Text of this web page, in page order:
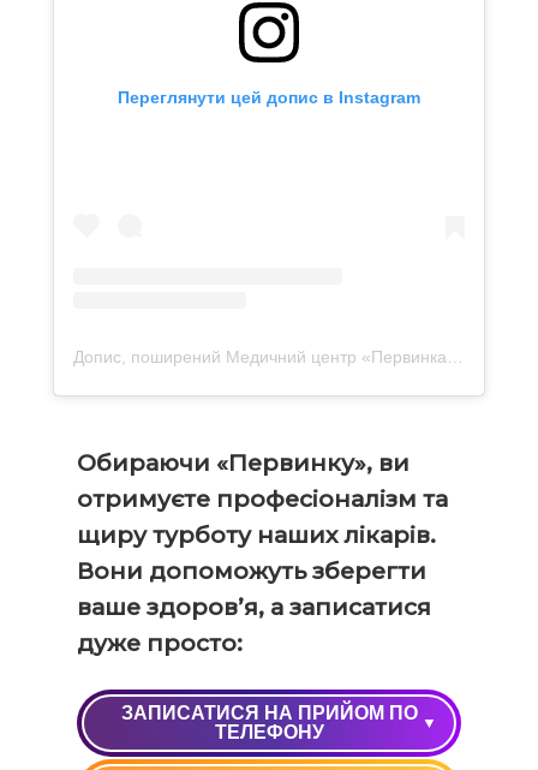
Переглянути цей допис в Instagram
Обираючи «Первинку», ви
отримуєте професіоналізм та
щиру турботу наших лікарів.
Вони допоможуть зберегти
ваше здоров’я, а записатися
дуже просто:
ЗАПИСАТИСЯ НА ПРИЙОМ ПО
ТЕЛЕФОНУ